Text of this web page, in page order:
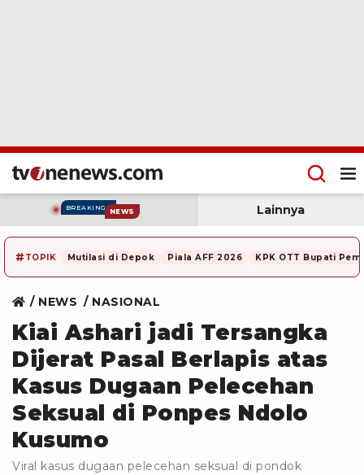
BREAKING NEWS Lainnya
# TOPIK Mutilasi di Depok Piala AFF 2026 KPK OTT Bupati
NEWS NASIONAL
Kiai Ashari jadi Tersangka
Dijerat Pasal Berlapis atas
Kasus Dugaan Pelecehan
Seksual di Ponpes Ndolo
Kusumo
Viral kasus dugaan pelecehan seksual di pondok